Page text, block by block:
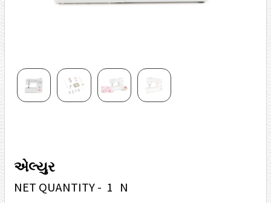
એલ્યુર
NET QUANTITY - 1 N